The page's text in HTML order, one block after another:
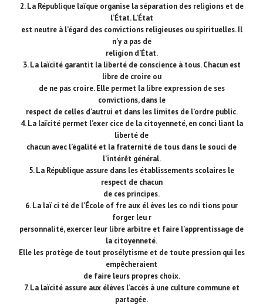
2. La République laïque organise la séparation des religions et de
l’État. L’État
est neutre à l’égard des convictions religieuses ou spirituelles. Il
n’y a pas de
religion d’État.
3. La laïcité garantit la liberté de conscience à tous. Chacun est
libre de croire ou
de ne pas croire. Elle permet la libre expression de ses
convictions, dans le
respect de celles d’autrui et dans les limites de l’ordre public.
4. La laïcité permet l’exer cice de la citoyenneté, en conci liant la
liberté de
chacun avec l’égalité et la fraternité de tous dans le souci de
l’intérêt général.
5. La République assure dans les établissements scolaires le
respect de chacun
de ces principes.
6. La laï ci té de l’École of fre aux él èves les co ndi tions pour
forger leu r
personnalité, exercer leur libre arbitre et faire l’apprentissage de
la citoyenneté.
Elle les protège de tout prosélytisme et de toute pression qui les
empêcheraient
de faire leurs propres choix.
7. La laïcité assure aux élèves l’accès à une culture commune et
partagée.